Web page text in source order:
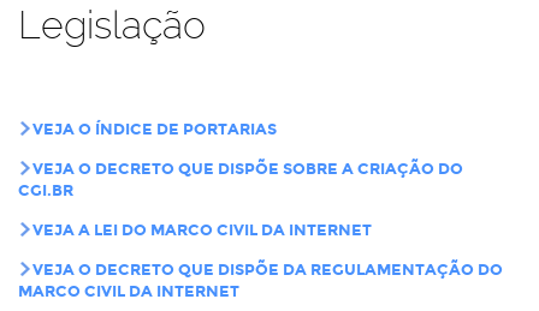
Legislação
VEJA O ÍNDICE DE PORTARIAS
VEJA O DECRETO QUE DISPÕE SOBRE A CRIAÇÃO DO
CGI.BR
VEJA A LEI DO MARCO CIVIL DA INTERNET
VEJA O DECRETO QUE DISPÕE DA REGULAMENTAÇÃO DO
MARCO CIVIL DA INTERNET